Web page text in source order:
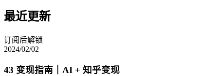
最近更新
订阅后解锁
2024/02/02
43 变现指南｜AI + 知乎变现